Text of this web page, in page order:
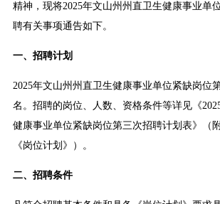
精神，现将2025年文山州州直卫生健康事业单
聘有关事项通告如下。
一、招聘计划
2025年文山州州直卫生健康事业单位紧缺岗位
名。招聘的岗位、人数、资格条件等详见《
健康事业单位紧缺岗位第三次招聘计划表》（
《岗位计划》）。
二、招聘条件